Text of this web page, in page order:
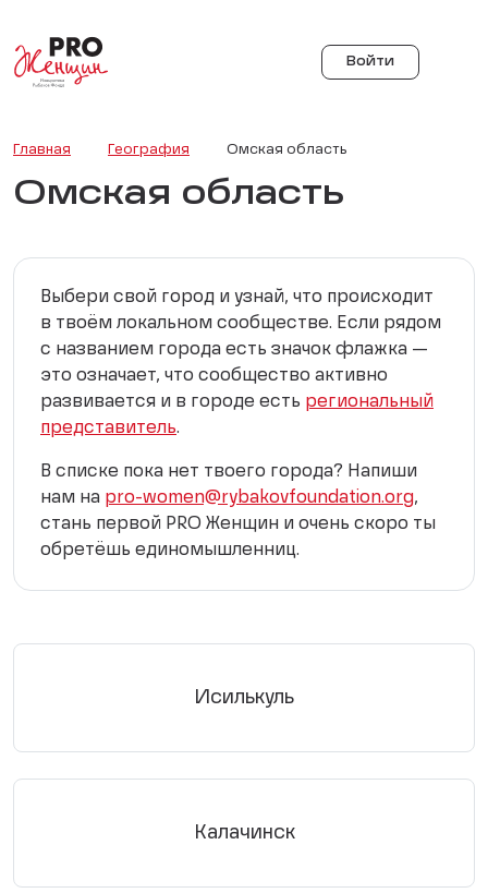
Войти
Главная География Омская область
Омская область
Выбери свой город и узнай, что происходит
в твоём локальном сообществе. Если рядом
с названием города есть значок флажка —
это означает, что сообщество активно
развивается и в городе есть региональный
представитель.
В списке пока нет твоего города? Напиши
нам на pro-women@rybakovfoundation.org,
стань первой PRO Женщин и очень скоро ты
обретёшь единомышленниц.
Исилькуль
Калачинск